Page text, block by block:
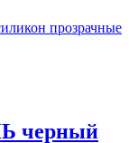
черный